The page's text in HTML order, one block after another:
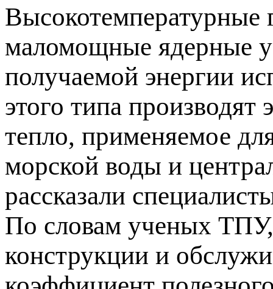
маломощные ядерные
получаемой энергии
этого типа
тепло, применяемое
морской воды и
рассказали
По словам ученых ТПУ,
конструкции и